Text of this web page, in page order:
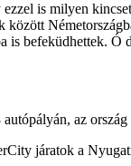
is milyen
között
is befeküdhettek.
az
járatok a